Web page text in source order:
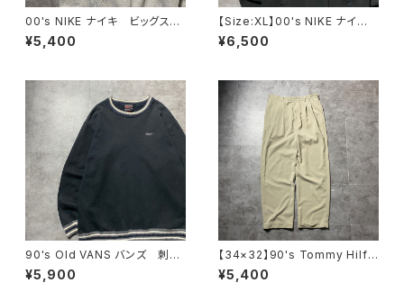
00's NIKE ナイキ ビッグスウ
ォッシュ プリント グレー ス
ウェット パーカー フーディ
¥5,400
【Size:XL】00's NIKE ナイ
キ スウォッシュセンター刺繍×
ワッペン ブラック 黒 スウェ
¥6,500
90's Old VANS バンズ 刺繍
ワンポイント ラインリブ ヘビ
ーオンス ブラック 黒 スウェ
¥5,900
【34×32】90's Tommy Hilfi
ger トミーヒルフィガー ジッパ
ーフライ 2タック ベージュ
¥5,400